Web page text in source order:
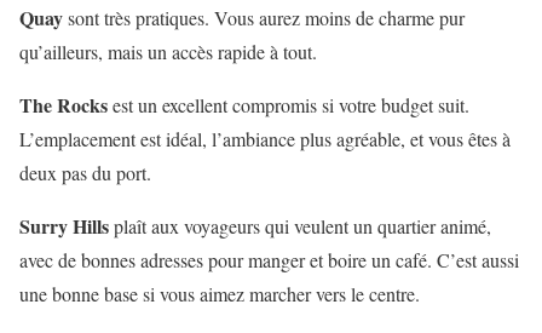
Quaysont très pratiques. Vous aurez moins de charme pur
qu’ailleurs, mais un accès rapide à tout.
The Rocksest un excellent compromis si votre budget suit.
L’emplacement est idéal, l’ambiance plus agréable, et vous êtes à
deux pas du port.
Surry Hillsplaît aux voyageurs qui veulent un quartier animé,
avec de bonnes adresses pour manger et boire un café. C’est aussi
une bonne base si vous aimez marcher vers le centre.